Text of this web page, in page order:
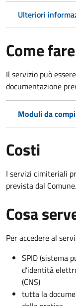
Ulteriori
Come fare
Il servizio può
documentazione
Moduli da
Costi
I servizi cimiteriali
prevista dal Comune.
Cosa
Per accedere al
SPID (sistema
d’identità
(CNS)
tutta la